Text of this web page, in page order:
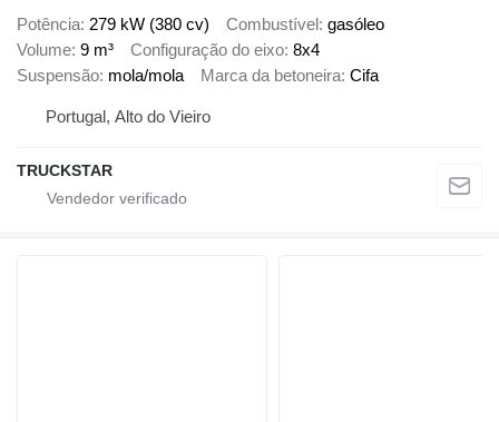
Potência 279 kW (380 cv) Combustível gasóleo
Volume 9 m³ Configuração do eixo 8x4
Suspensão mola/mola Marca da betoneira Cifa
Portugal, Alto do Vieiro
TRUCKSTAR